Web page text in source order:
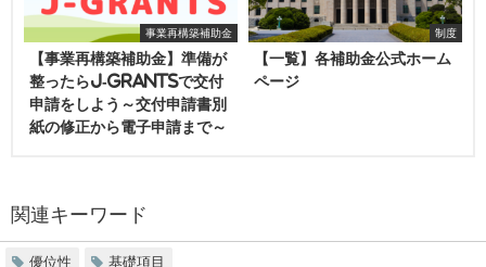
事業再構築補助金
【事業再構築補助金】準備が
整ったらJ-grantsで交付
申請をしよう～交付申請書別
紙の修正から電子申請まで～
制度
【一覧】各補助金公式ホーム
ページ
関連キーワード
優位性 基礎項目